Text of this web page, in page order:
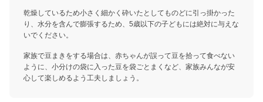
乾燥しているため小さく細かく砕いたとしてものどに引っ掛かった
り、水分を含んで膨張するため、5歳以下の子どもには絶対に与えな
いでください。
家族で豆まきをする場合は、赤ちゃんが誤って豆を拾って食べない
ように、小分けの袋に入った豆を袋ごとまくなど、家族みんなが安
心して楽しめるよう工夫しましょう。